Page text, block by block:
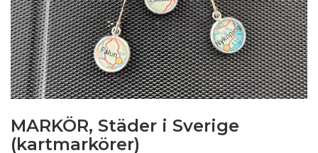
MARKÖR, Städer i Sverige
(kartmarkörer)